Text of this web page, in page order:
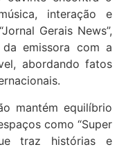
interação e
Gerais News”,
emissora com a
abordando fatos
mantém equilíbrio
como “Super
traz histórias e